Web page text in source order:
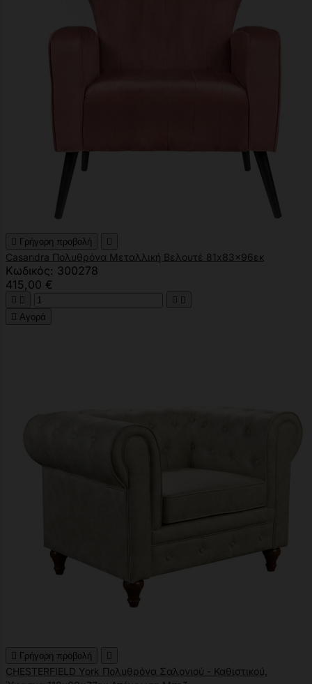
 Γρήγορη προβολή 
Casandra Πολυθρόνα Μεταλλική Βελουτέ 81x83x96εκ
Κωδικός: 300278
415,00 €
   
 Αγορά
 Γρήγορη προβολή 
CHESTERFIELD York Πολυθρόνα Σαλονιού - Καθιστικού,